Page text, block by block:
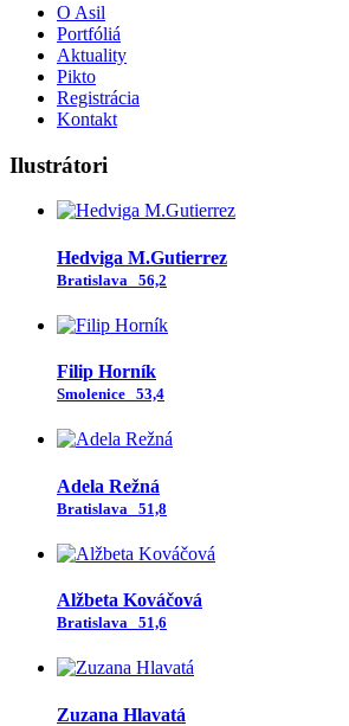
O Asil
Portfóliá
Aktuality
Pikto
Registrácia
Kontakt
Ilustrátori
Hedviga M.Gutierrez
Bratislava 56,2
Filip Horník
Smolenice 53,4
Adela Režná
Bratislava 51,8
Alžbeta Kováčová
Bratislava 51,6
Zuzana Hlavatá